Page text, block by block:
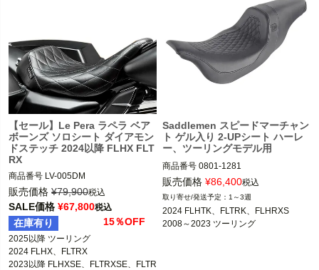
【セール】Le Pera ラペラ ベア
ボーンズ ソロシート ダイアモン
ドステッチ 2024以降 FLHX FLT
RX
商品番号 LV-005DM
3OT：0801-1842
2025以降 ツーリング
2024 FLHX、FLTRX
2023以降 FLHXSE、FLTRXSE、FLTR
XSTSE
販売価格 ¥79,900税込
SALE価格 ¥67,800税込
在庫有り 15％OFF
2025以降 ツーリング
2024 FLHX、FLTRX
2023以降 FLHXSE、FLTRXSE、FLTR
Saddlemen スピードマーチャン
ト ゲル入り 2-UPシート ハーレ
ー、ツーリングモデル用
商品番号 0801-1281
2024 FLHTK、FLTRK、FLHRXS
SaddleMen（サドルマン）
販売価格 ¥86,400税込
1～3週
2024 FLHTK、FLTRK、FLHRXS
2008～2023 ツーリング